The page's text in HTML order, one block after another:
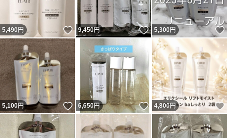
5,490円 いいね！
9,450円 いいね！
5,300円
5,100円 いいね！
6,650円 いいね！
4,800円